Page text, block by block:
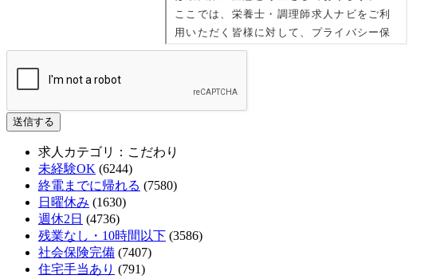
If
you
human,
ignore
field
送信する
求人カテゴリ：こだわり
未経験OK (6244)
終電までに帰れる (7580)
日曜休み (1630)
週休2日 (4736)
残業なし・10時間以下 (3586)
社会保険完備 (7407)
住宅手当あり (791)